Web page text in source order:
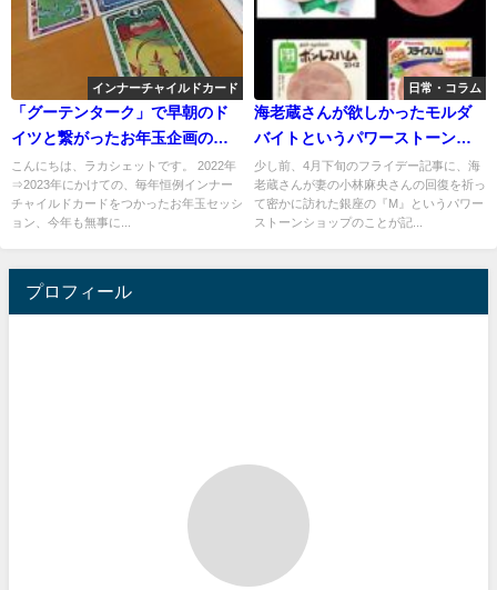
インナーチャイルドカード
「グーテンターク」で早朝のド
イツと繋がったお年玉企画の最
終日。
こんにちは、ラカシェットです。 2022年
⇒2023年にかけての、毎年恒例インナー
チャイルドカードをつかったお年玉セッシ
ョン、今年も無事に...
日常・コラム
海老蔵さんが欲しかったモルダ
バイトというパワーストーンに
ついて
少し前、4月下旬のフライデー記事に、海
老蔵さんが妻の小林麻央さんの回復を祈っ
て密かに訪れた銀座の『M』というパワー
ストーンショップのことが記...
プロフィール